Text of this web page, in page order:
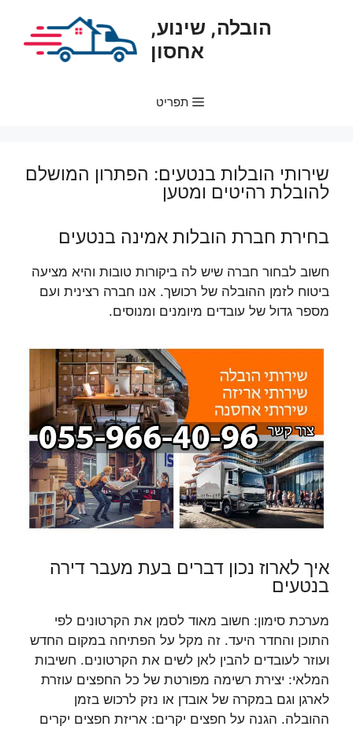
הובלה, שינוע,
אחסון
תפריט
שירותי הובלות בנטעים: הפתרון המושלם
להובלת רהיטים ומטען
בחירת חברת הובלות אמינה בנטעים
חשוב לבחור חברה שיש לה ביקורות טובות והיא מציעה
ביטוח לזמן ההובלה של רכושך. אנו חברה רצינית ועם
מספר גדול של עובדים מיומנים ומנוסים.
איך לארוז נכון דברים בעת מעבר דירה
בנטעים
מערכת סימון: חשוב מאוד לסמן את הקרטונים לפי
התוכן והחדר היעד. זה מקל על הפתיחה במקום החדש
ועוזר לעובדים להבין לאן לשים את הקרטונים. חשיבות
המלאי: יצירת רשימה מפורטת של כל החפצים עוזרת
לארגן וגם במקרה של אובדן או נזק לרכוש בזמן
ההובלה. הגנה על חפצים יקרים: אריזת חפצים יקרים